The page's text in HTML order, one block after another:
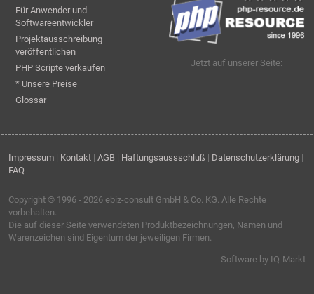
Für Anwender und
Softwareentwickler
Projektausschreibung
veröffentlichen
PHP Scripte verkaufen
* Unsere Preise
Glossar
Jetzt auf unserer Seite:
Impressum | Kontakt | AGB | Haftungsaussschluß | Datenschutzerklärung |
FAQ
Copyright © 1996 - 2026 ebiz-consult GmbH & Co. KG. Alle Rechte
vorbehalten.
Die auf dieser Seite verwendeten Produktbezeichnungen, Namen und
Warenzeichen sind Eigentum der jeweiligen Firmen.
Software by IQ-Markt